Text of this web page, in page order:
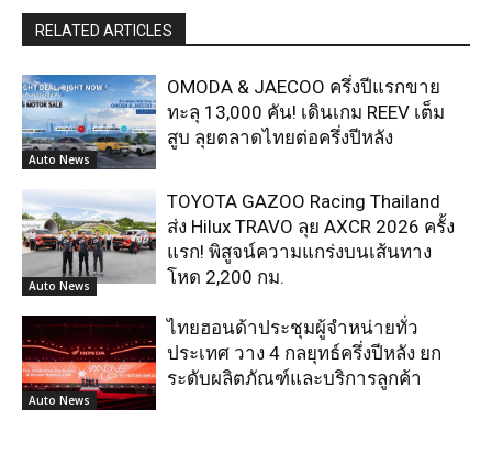
RELATED ARTICLES
Auto News
OMODA & JAECOO ครึ่งปีแรกขาย
ทะลุ 13,000 คัน! เดินเกม REEV เต็ม
สูบ ลุยตลาดไทยต่อครึ่งปีหลัง
Auto News
TOYOTA GAZOO Racing Thailand
ส่ง Hilux TRAVO ลุย AXCR 2026 ครั้ง
แรก! พิสูจน์ความแกร่งบนเส้นทาง
โหด 2,200 กม.
Auto News
ไทยฮอนด้าประชุมผู้จำหน่ายทั่ว
ประเทศ วาง 4 กลยุทธ์ครึ่งปีหลัง ยก
ระดับผลิตภัณฑ์และบริการลูกค้า